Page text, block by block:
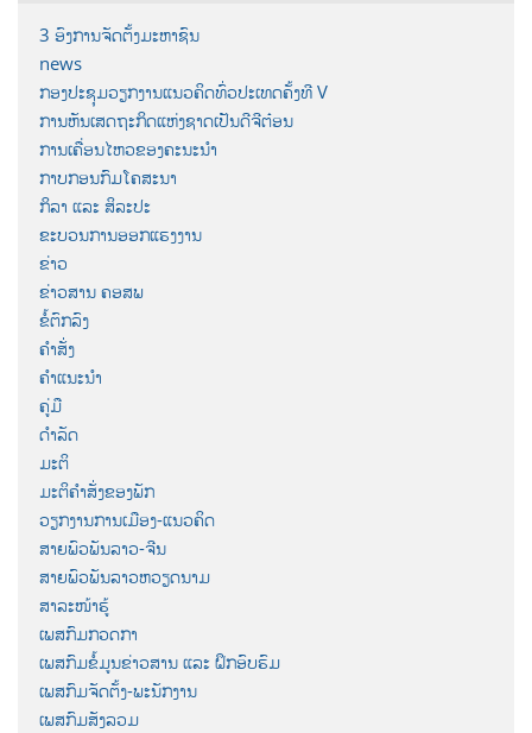
3 ອົງການຈັດຕັ້ງມະຫາຊົນ
news
ກອງປະຊຸມວຽກງານແນວຄິດທົ່ວປະເທດຄັ້ງທີ V
ການຫັນເສດຖະກິດແຫ່ງຊາດເປັນດີຈີຕ໋ອນ
ການເຄື່ອນໄຫວຂອງຄະນະນຳ
ກາບກອນກົມໂຄສະນາ
ກິລາ ແລະ ສິລະປະ
ຂະບວນການອອກແຮງງານ
ຂ່າວ
ຂ່າວສານ ຄອສພ
ຂໍ້ຕົກລົງ
ຄຳສັ່ງ
ຄຳແນະນຳ
ຄູ່ມື
ດຳລັດ
ມະຕິ
ມະຕິຄຳສັ່ງຂອງພັກ
ວຽກງານການເມືອງ-ແນວຄິດ
ສາຍພົວພັນລາວ-ຈີນ
ສາຍພົວພັນລາວຫວຽດນາມ
ສາລະໜ້າຮູ້
ເພສກົມກວດກາ
ເພສກົມຂໍ້ມູນຂ່າວສານ ແລະ ຝຶກອົບຮົມ
ເພສກົມຈັດຕັ້ງ-ພະນັກງານ
ເພສກົມສັງລວມ